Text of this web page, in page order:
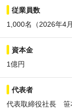
従業員数
1,000名（2026年4月
資本金
1億円
代表者
代表取締役社長 笹